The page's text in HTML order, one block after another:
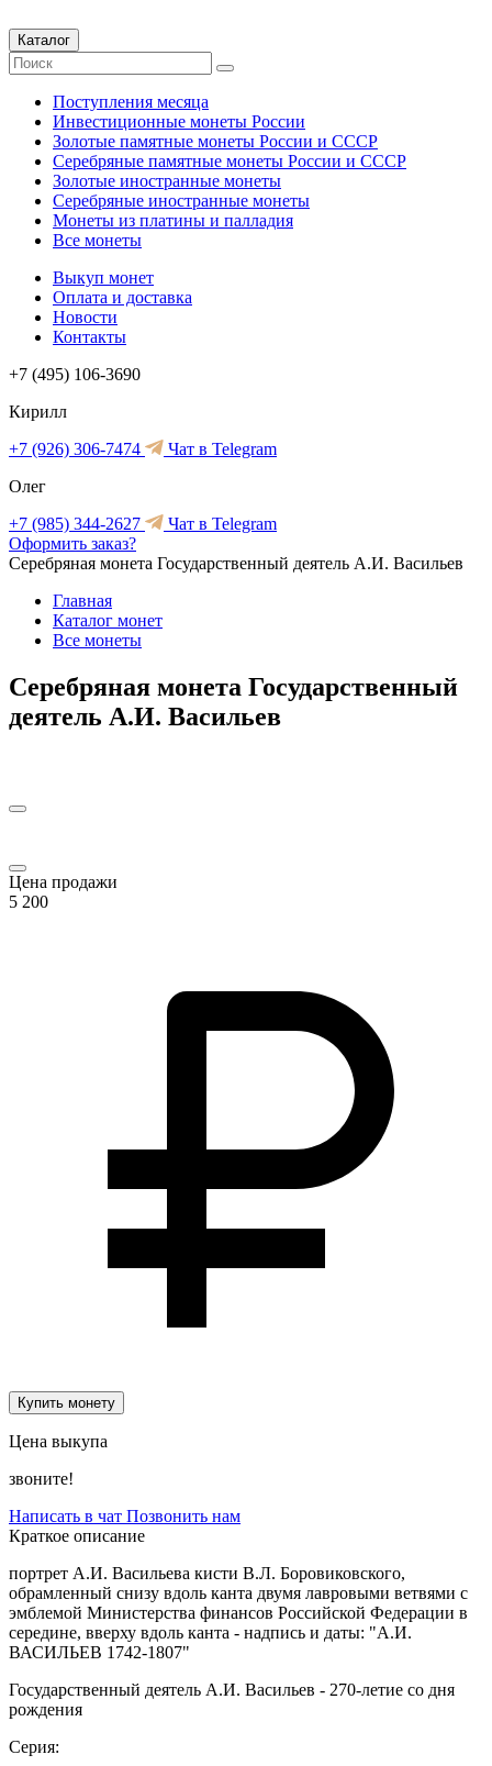
Каталог
Поступления месяца
Инвестиционные монеты России
Золотые памятные монеты России и СССР
Серебряные памятные монеты России и СССР
Золотые иностранные монеты
Серебряные иностранные монеты
Монеты из платины и палладия
Все монеты
Выкуп монет
Оплата и доставка
Новости
Контакты
+7 (495) 106-3690
Кирилл
+7 (926) 306-7474
Чат в Telegram
Олег
+7 (985) 344-2627
Чат в Telegram
Оформить заказ?
Серебряная монета Государственный деятель А.И. Васильев
Главная
Каталог монет
Все монеты
Серебряная монета Государственный
деятель А.И. Васильев
Цена продажи
5 200
Купить монету
Цена выкупа
звоните!
Написать в чат Позвонить нам
Краткое описание
портрет А.И. Васильева кисти В.Л. Боровиковского,
обрамленный снизу вдоль канта двумя лавровыми ветвями с
эмблемой Министерства финансов Российской Федерации в
середине, вверху вдоль канта - надпись и даты: "А.И.
ВАСИЛЬЕВ 1742-1807"
Государственный деятель А.И. Васильев - 270-летие со дня
рождения
Серия: